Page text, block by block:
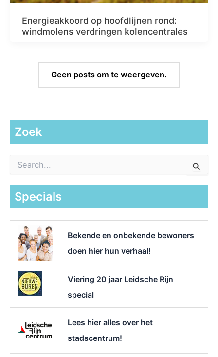
Energieakkoord op hoofdlijnen rond:
windmolens verdringen kolencentrales
Geen posts om te weergeven.
Zoek
a
Specials
Bekende en onbekende bewoners
doen hier hun verhaal!
Viering 20 jaar Leidsche Rijn
special
Lees hier alles over het
stadscentrum!